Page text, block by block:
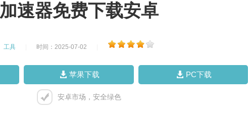
加速器免费下载安卓
工具 时间：2025-07-02
苹果下载 PC下载
安卓市场，安全绿色